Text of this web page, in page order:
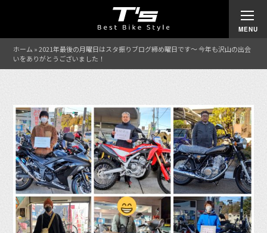
ホーム »2021年最後の月曜日はスタ振りブログ締め曜日です〜 今年も沢山の出会
いをありがとうございました！